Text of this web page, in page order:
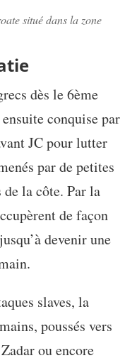
situé dans la zone
dès le 6ème
conquise par
JC pour lutter
par de petites
la côte. Par la
de façon
devenir une
slaves, la
poussés vers
ou encore